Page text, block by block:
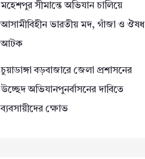
মহেশপুর সীমান্তে অভিযান চালিয়ে
আসামীবিহীন ভারতীয় মদ, গাঁজা ও ঔষধ
আটক
চুয়াডাঙ্গা বড়বাজারে জেলা প্রশাসনের
উচ্ছেদ অভিযানপুনর্বাসনের দাবিতে
ব্যবসায়ীদের ক্ষোভ